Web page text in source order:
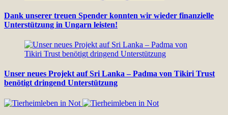
Dank unserer treuen Spender konnten wir wieder finanzielle
Unterstützung in Ungarn leisten!
Unser neues Projekt auf Sri Lanka – Padma von Tikiri Trust
benötigt dringend Unterstützung